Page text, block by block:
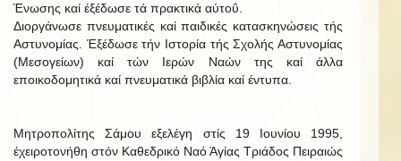
Ένωσης καί έξέδωσε τά πρακτικά αύτοΰ.
Διοργάνωσε πνευματικές καί παιδικές κατασκηνώσεις τής
Αστυνομίας. Έξέδωσε τήν Ιστορία τής Σχολής Αστυνομίας
(Μεσογείων) καί τών Ιερών Ναών της καί άλλα
εποικοδομητικά καί πνευματικά βιβλία καί έντυπα.
Μητροπολίτης Σάμου εξελέγη στίς 19 Ιουνίου 1995,
έχειροτονήθη στόν Καθεδρικό Ναό Άγίας Τριάδος Πειραιώς